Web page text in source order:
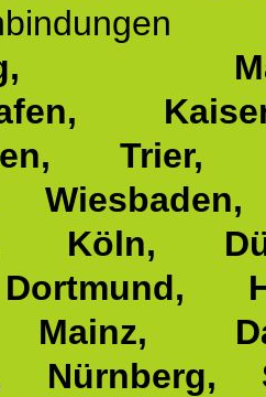
Trier,
Köln,
Nürnberg,